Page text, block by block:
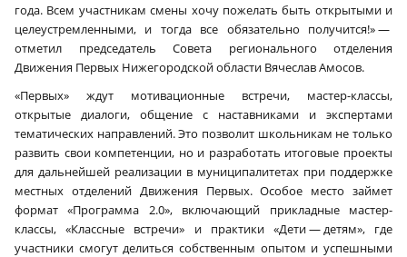
года. Всем участникам смены хочу пожелать быть открытыми и
целеустремленными, и тогда все обязательно получится!» —
отметил председатель Совета регионального отделения
Движения Первых Нижегородской области Вячеслав Амосов.
«Первых» ждут мотивационные встречи, мастер-классы,
открытые диалоги, общение с наставниками и экспертами
тематических направлений. Это позволит школьникам не только
развить свои компетенции, но и разработать итоговые проекты
для дальнейшей реализации в муниципалитетах при поддержке
местных отделений Движения Первых. Особое место займет
формат «Программа 2.0», включающий прикладные мастер-
классы, «Классные встречи» и практики «Дети — детям», где
участники смогут делиться собственным опытом и успешными